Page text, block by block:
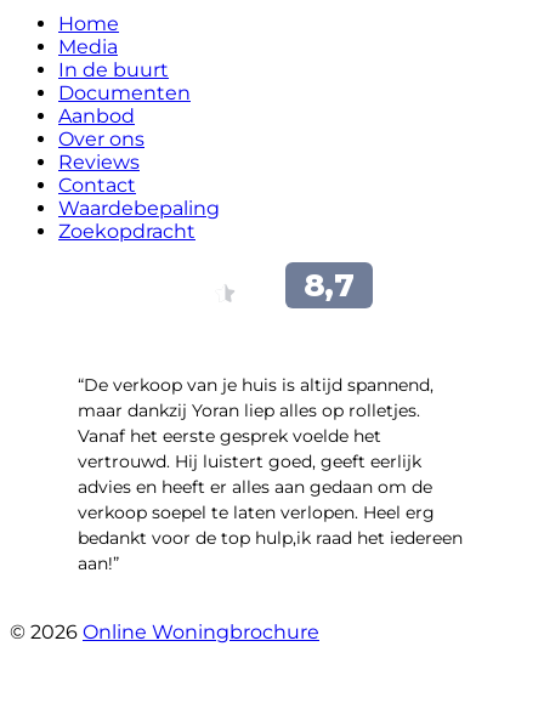
Home
Media
In de buurt
Documenten
Aanbod
Over ons
Reviews
Contact
Waardebepaling
Zoekopdracht
“​De verkoop van je huis is altijd spannend,
maar dankzij Yoran liep alles op rolletjes.
Vanaf het eerste gesprek voelde het
vertrouwd. Hij luistert goed, geeft eerlijk
advies en heeft er alles aan gedaan om de
verkoop soepel te laten verlopen. Heel erg
bedankt voor de top hulp,ik raad het iedereen
aan!”
© 2026 Online Woningbrochure